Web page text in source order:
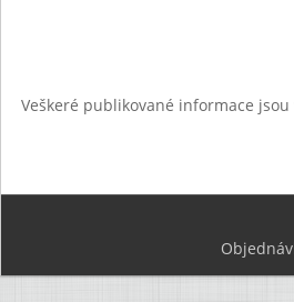
Veškeré publikované informace